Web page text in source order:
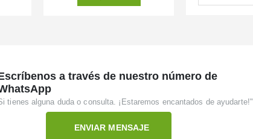
a través de nuestro número de
tienes alguna duda o consulta. ¡Estaremos encantados de ayudarte!"
ENVIAR MENSAJE